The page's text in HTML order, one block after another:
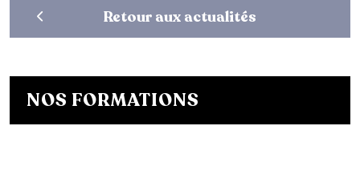
Retour aux actualités
NOS FORMATIONS
Bachelor Designer de mode